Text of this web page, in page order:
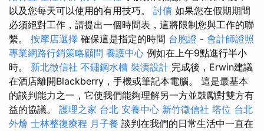
以及您每天可以使用的有用技巧。 討債 如果您在假期期間
必須絕對工作，請提出一個時間表，這將限制您與工作的聯
繫。 按摩店選擇 確保這是指定的時間 台胞證 - 會計師證照
專業網路行銷策略顧問 養護中心 例如在上午9點進行半小
時。 新北徵信社 不鏽鋼水槽 裝潢設計 完成後，Erwin建議
在酒店離開Blackberry，手機或筆記本電腦。 這是最基本
的談判能力之一，它使我們能夠理解另一方並鼓勵對雙方有
益的協議。 護理之家 台北 安養中心 新竹徵信社 塔位 台北
外燴 士林整復療程 月子餐 談判在我們的日常生活中一直在